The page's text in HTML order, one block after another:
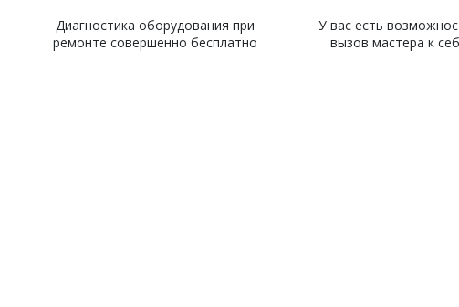
Диагностика оборудования при
ремонте совершенно бесплатно
У вас есть
вызов мастера к